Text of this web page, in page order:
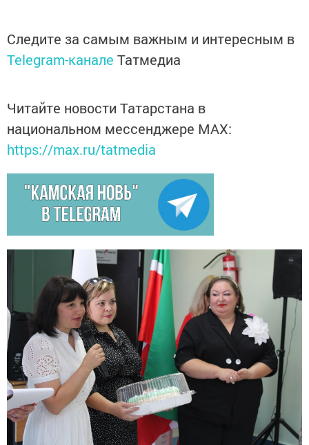
Следите за самым важным и интересным в
Telegram-канале Татмедиа
Читайте новости Татарстана в
национальном мессенджере MАХ:
https://max.ru/tatmedia